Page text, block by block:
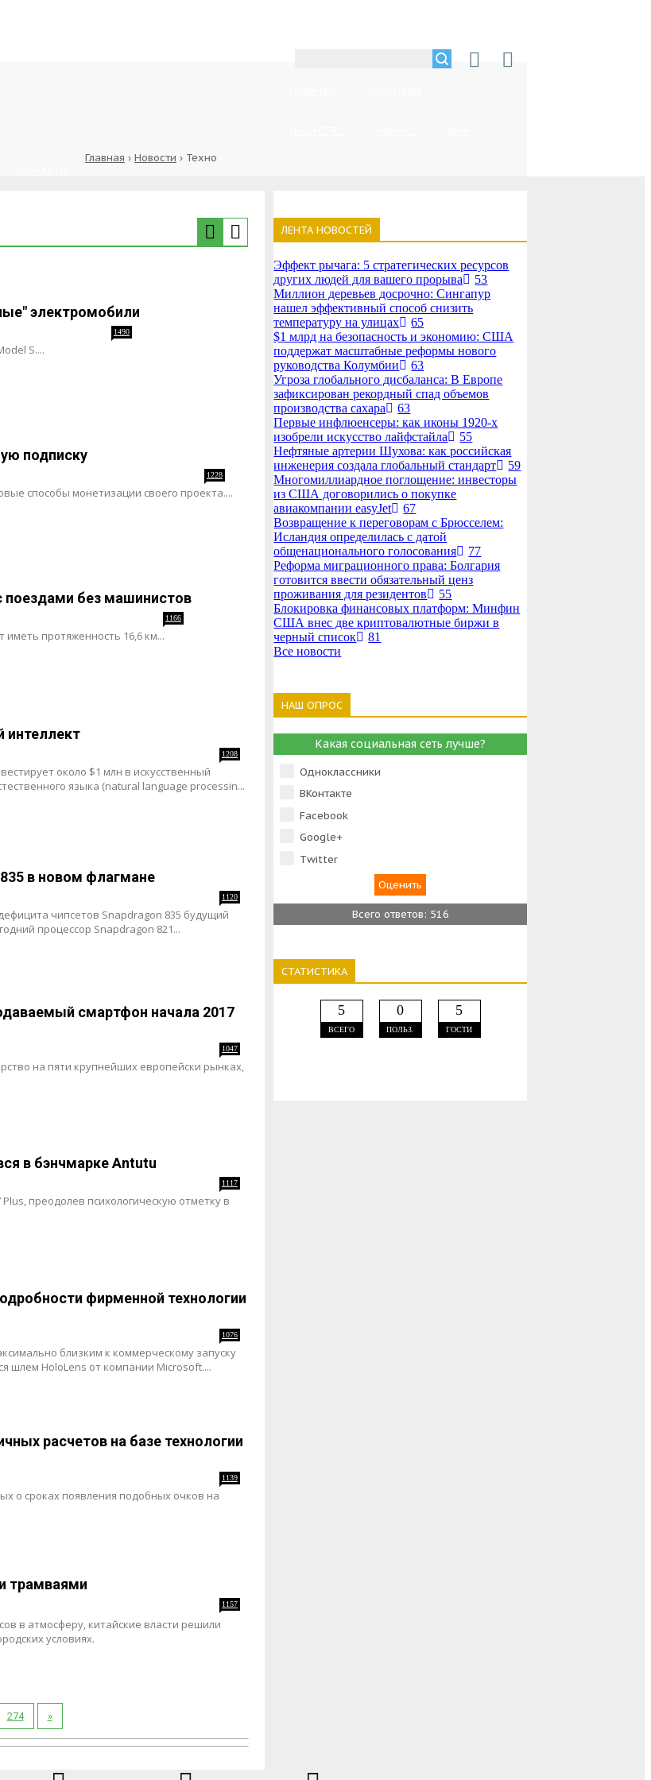
Главная › Новости › Техно
электромобили
1490
S....
подписку
1228
способы монетизации своего проекта....
поездами без машинистов
1166
протяженность 16,6 км...
интеллект
1208
около $1 млн в искусственный
языка (natural language processin...
в новом флагмане
1120
чипсетов Snapdragon 835 будущий
процессор Snapdragon 821...
смартфон начала 2017
1047
на пяти крупнейших европейски рынках,
в бэнчмарке Antutu
1117
преодолев психологическую отметку в
фирменной технологии
1076
близким к коммерческому запуску
шлем HoloLens от компании Microsoft....
расчетов на базе технологии
1139
о сроках появления подобных очков на
трамваями
1157
в атмосферу, китайские власти решили
условиях.
274 »
ЛЕНТА НОВОСТЕЙ
Эффект рычага: 5 стратегических ресурсов
других людей для вашего прорыва
53
Миллион деревьев досрочно: Сингапур
нашел эффективный способ снизить
температуру на улицах
65
$1 млрд на безопасность и экономию: США
поддержат масштабные реформы нового
руководства Колумбии
63
Угроза глобального дисбаланса: В Европе
зафиксирован рекордный спад объемов
производства сахара
63
Первые инфлюенсеры: как иконы 1920-х
изобрели искусство лайфстайла
55
Нефтяные артерии Шухова: как российская
инженерия создала глобальный стандарт
59
Многомиллиардное поглощение: инвесторы
из США договорились о покупке
авиакомпании easyJet
67
Возвращение к переговорам с Брюсселем:
Исландия определилась с датой
общенационального голосования
77
Реформа миграционного права: Болгария
готовится ввести обязательный ценз
проживания для резидентов
55
Блокировка финансовых платформ: Минфин
США внес две криптовалютные биржи в
черный список
81
Все новости
НАШ ОПРОС
Какая социальная сеть лучше?
Одноклассники
ВКонтакте
Facebook
Google+
Тwitter
Всего ответов: 516
СТАТИСТИКА
5
ВСЕГО
0
ПОЛЬЗ.
5
ГОСТИ